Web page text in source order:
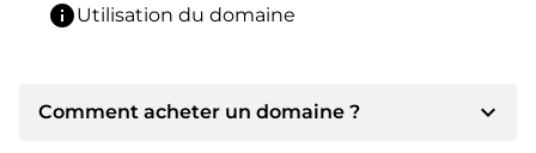
infoUtilisation du domaine
Comment acheter un domaine ? expand_more